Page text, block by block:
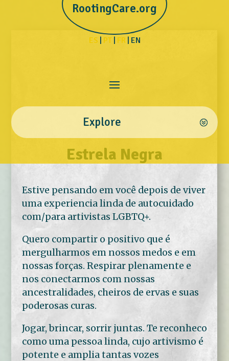
RootingCare.org
ES PT| FR | EN
Explore
Estrela Negra
Estive pensando em você depois de viver
uma experiencia linda de autocuidado
com/para artivistas LGBTQ+.
Quero compartir o positivo que é
mergulharmos em nossos medos e em
nossas forças. Respirar plenamente e
nos conectarmos com nossas
ancestralidades, cheiros de ervas e suas
poderosas curas.
Jogar, brincar, sorrir juntas. Te reconheco
como uma pessoa linda, cujo artivismo é
potente e amplia tantas vozes